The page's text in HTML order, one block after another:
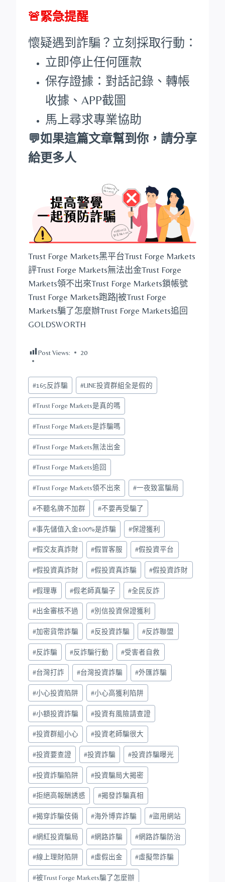
🚨緊急提醒
懷疑遇到詐騙？立刻採取行動：
立即停止任何匯款
保存證據：對話記錄、轉帳
收據、APP截圖
馬上尋求專業協助
💬如果這篇文章幫到你，請分享
給更多人
Trust Forge Markets黑平台Trust Forge Markets
評Trust Forge Markets無法出金Trust Forge
Markets領不出來Trust Forge Markets鎖帳號
Trust Forge Markets跑路|被Trust Forge
Markets騙了怎麼辦Trust Forge Markets追回
GOLDSWORTH
Post Views: 20
Post
Tags:
#165反詐騙 #LINE投資群組全是假的
#Trust Forge Markets是真的嗎
#Trust Forge Markets是詐騙嗎
#Trust Forge Markets無法出金
#Trust Forge Markets追回
#Trust Forge Markets領不出來 #一夜致富騙局
#不聽名牌不加群 #不要再受騙了
#事先儲值入金100%是詐騙 #保證獲利
#假交友真詐財 #假冒客服 #假投資平台
#假投資真詐財 #假投資真詐騙 #假投資詐財
#假理專 #假老師真騙子 #全民反詐
#出金審核不過 #別信投資保證獲利
#加密貨幣詐騙 #反投資詐騙 #反詐聯盟
#反詐騙 #反詐騙行動 #受害者自救
#台灣打詐 #台灣投資詐騙 #外匯詐騙
#小心投資陷阱 #小心高獲利陷阱
#小額投資詐騙 #投資有風險請查證
#投資群組小心 #投資老師騙很大
#投資要查證 #投資詐騙 #投資詐騙曝光
#投資詐騙陷阱 #投資騙局大揭密
#拒絕高報酬誘惑 #揭發詐騙真相
#揭穿詐騙伎倆 #海外博弈詐騙 #盜用網站
#網紅投資騙局 #網路詐騙 #網路詐騙防治
#線上理財陷阱 #虛假出金 #虛擬幣詐騙
#被Trust Forge Markets騙了怎麼辦